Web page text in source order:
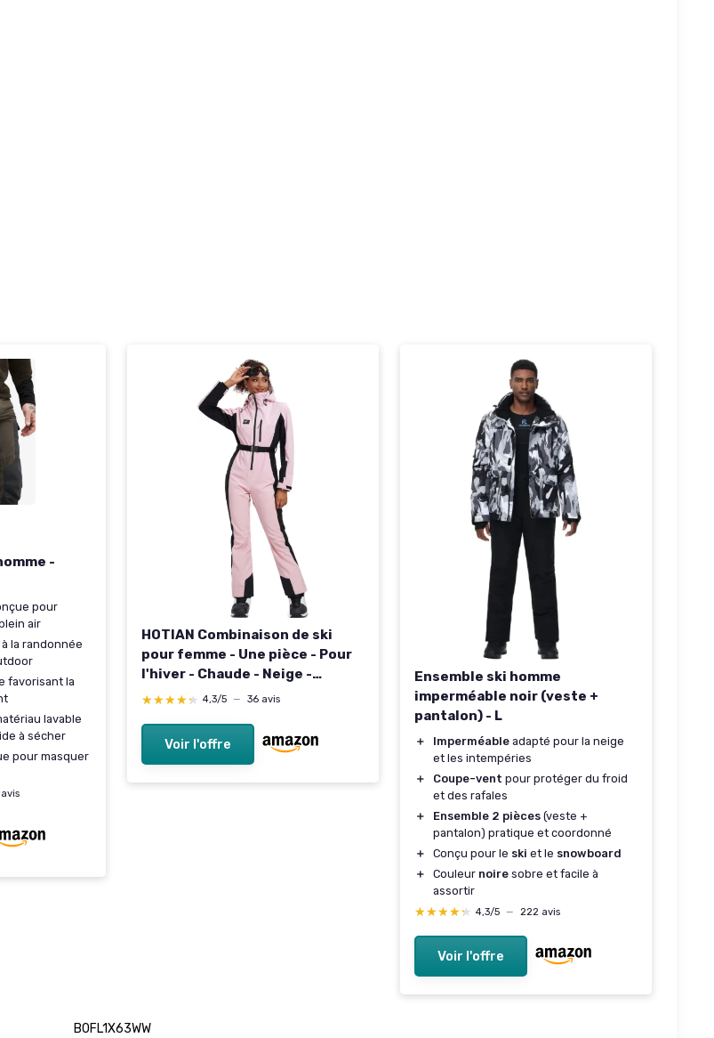
-
pour
air
la randonnée
favorisant la
lavable
à sécher
pour masquer
HOTIAN Combinaison de ski
pour femme - Une pièce - Pour
l'hiver - Chaude - Neige -
Coupe-vent - Imperméable -
- Combinaison de neige épaisse
L Rose
★★★★★
★★★★★ 4,3/5 — 36 avis
Voir l'offre
Ensemble ski homme
imperméable noir (veste +
pantalon) - L
＋ Imperméable adapté pour la neige
et les intempéries
＋
Coupe-vent pour protéger du froid
et des rafales
＋
Ensemble 2 pièces (veste +
pantalon) pratique et coordonné
＋
Conçu pour le ski et le snowboard
＋
Couleur noire sobre et facile à
assortir
★★★★★
★★★★★ 4,3/5 — 222 avis
Voir l'offre
B0FL1X63WW